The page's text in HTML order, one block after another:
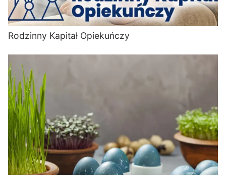
Rodzinny Kapitał Opiekuńczy